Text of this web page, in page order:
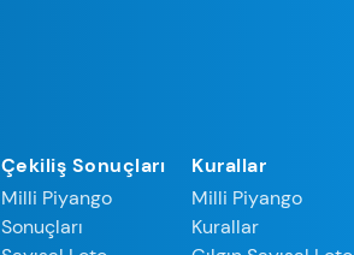
Çekiliş Sonuçları
Milli Piyango
Sonuçları
Kurallar
Milli Piyango
Kurallar